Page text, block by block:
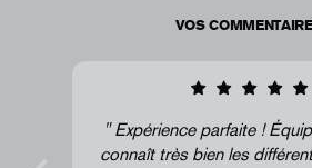
VOS
au top qui